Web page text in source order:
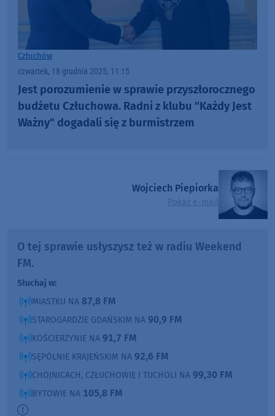
Człuchów
czwartek, 18 grudnia 2025, 11:15
Jest porozumienie w sprawie przyszłorocznego
budżetu Człuchowa. Radni z klubu "Każdy Jest
Ważny" dogadali się z burmistrzem
Wojciech Piepiorka
Pokaż e-mail
O tej sprawie usłyszysz też w radiu Weekend
FM.
Słuchaj w:
MIASTKU NA 87,8 FM
STAROGARDZIE GDAŃSKIM NA 90,9 FM
KOŚCIERZYNIE NA 91,7 FM
SĘPÓLNIE KRAJEŃSKIM NA 92,6 FM
CHOJNICACH, CZŁUCHOWIE I TUCHOLI NA 99,30 FM
BYTOWIE NA 105,8 FM